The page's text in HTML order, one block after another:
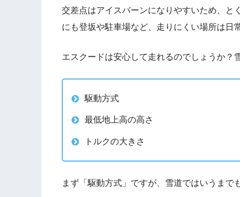
交差点はアイスバーンになりやすいため、と
にも登坂や駐車場など、走りにくい場所は日
エスクードは安心して走れるのでしょうか？
駆動方式
最低地上高の高さ
トルクの大きさ
まず「駆動方式」ですが、雪道ではいうまで